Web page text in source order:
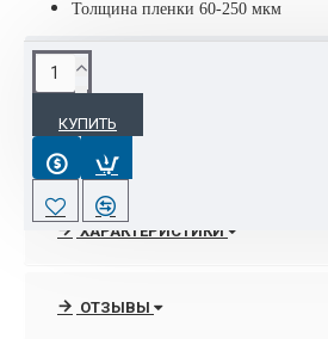
Толщина пленки 60-250 мкм
КУПИТЬ
ОПИСАНИЕ
Полупрофессиональный пакетный
TD предназначен для выполнения
в офисах, копировальных центрах,
цветной печати. Эта модель позволяет
и обладает возможностью холодного
ХАРАКТЕРИСТИКИ
ОТЗЫВЫ